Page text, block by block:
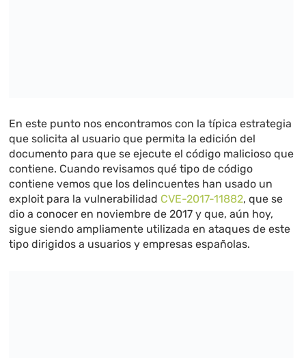
En este punto nos encontramos con la típica estrategia
que solicita al usuario que permita la edición del
documento para que se ejecute el código malicioso que
contiene. Cuando revisamos qué tipo de código
contiene vemos que los delincuentes han usado un
exploit para la vulnerabilidad CVE-2017-11882, que se
dio a conocer en noviembre de 2017 y que, aún hoy,
sigue siendo ampliamente utilizada en ataques de este
tipo dirigidos a usuarios y empresas españolas.